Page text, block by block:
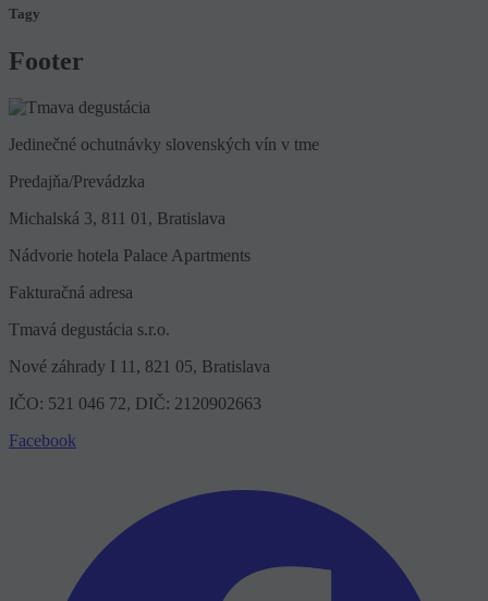
Tagy
Footer
Jedinečné ochutnávky slovenských vín v tme
Predajňa/Prevádzka
Michalská 3, 811 01, Bratislava
Nádvorie hotela Palace Apartments
Fakturačná adresa
Tmavá degustácia s.r.o.
Nové záhrady I 11, 821 05, Bratislava
IČO: 521 046 72, DIČ: 2120902663
Facebook